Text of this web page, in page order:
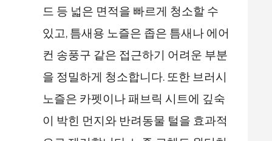
드 등 넓은 면적을 빠르게 청소할 수
있고, 틈새용 노즐은 좁은 틈새나 에어
컨 송풍구 같은 접근하기 어려운 부분
을 정밀하게 청소합니다. 또한 브러시
노즐은 카펫이나 패브릭 시트에 깊숙
이 박힌 먼지와 반려동물 털을 효과적